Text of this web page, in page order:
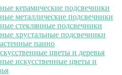
керамические подсвечники
металлические подсвечники
стеклянные подсвечники
хрустальные подсвечники
панно
цветы и деревья
искусственные цветы и